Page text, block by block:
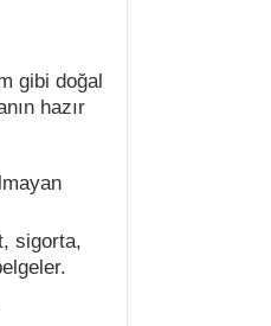
gibi doğal
hazır
sigorta,